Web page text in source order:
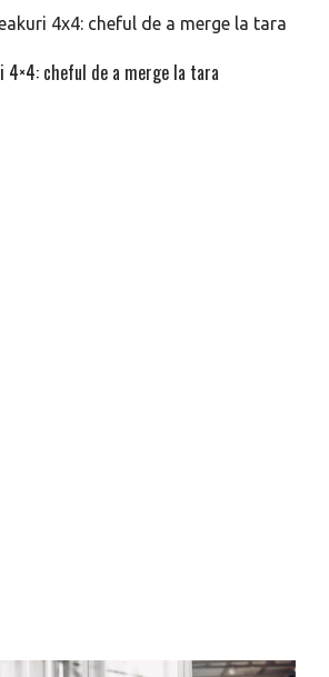
4×4: cheful de a merge la tara